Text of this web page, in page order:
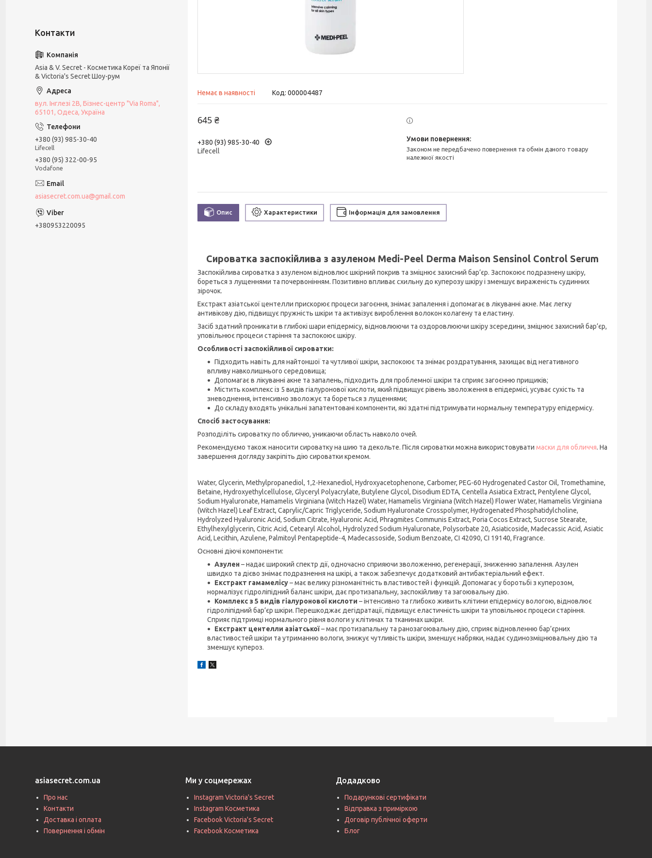
Немає в наявності Код: 000004487
645 ₴
+380 (93) 985-30-40
Lifecell
Законом не передбачено повернення та обмін даного товару
належної якості
Опис Характеристики Інформація для замовлення
Сироватка заспокійлива з азуленом Medi-Peel Derma Maison Sensinol Control Serum
Заспокійлива сироватка з азуленом відновлює шкірний покрив та зміцнює захисний бар’єр. Заспокоює подразнену шкіру,
бореться з лущеннями та почервонінням. Позитивно впливає схильну до куперозу шкіру і зменшує вираженість судинних
зірочок.
Екстракт азіатської центелли прискорює процеси загоєння, знімає запалення і допомагає в лікуванні акне. Має легку
антивікову дію, підвищує пружність шкіри та активізує вироблення волокон колагену та еластину.
Засіб здатний проникати в глибокі шари епідермісу, відновлюючи та оздоровлюючи шкіру зсередини, зміцнює захисний бар’єр,
уповільнює процеси старіння та заспокоює шкіру.
Особливості заспокійливої сироватки:
Підходить навіть для найтоншої та чутливої шкіри, заспокоює та знімає роздратування, захищає від негативного
впливу навколишнього середовища;
Допомагає в лікуванні акне та запалень, підходить для проблемної шкіри та сприяє загоєнню прищиків;
Містить комплекс із 5 видів гіалуронової кислоти, який підвищує рівень зволоження в епідермісі, усуває сухість та
зневоднення, інтенсивно зволожує та бореться з лущеннями;
До складу входять унікальні запатентовані компоненти, які здатні підтримувати нормальну температуру епідермісу.
Спосіб застосування:
Розподіліть сироватку по обличчю, уникаючи область навколо очей.
Рекомендуємо також наносити сироватку на шию та декольте. Після сироватки можна використовувати маски для обличчя. На
завершення догляду закріпіть дію сироватки кремом.
Water, Glycerin, Methylpropanediol, 1,2-Hexanediol, Hydroxyacetophenone, Carbomer, PEG-60 Hydrogenated Castor Oil, Tromethamine,
Betaine, Hydroxyethylcellulose, Glyceryl Polyacrylate, Butylene Glycol, Disodium EDTA, Centella Asiatica Extract, Pentylene Glycol,
Sodium Hyaluronate, Hamamelis Virginiana (Witch Hazel) Water, Hamamelis Virginiana (Witch Hazel) Flower Water, Hamamelis Virginiana
(Witch Hazel) Leaf Extract, Caprylic/Capric Triglyceride, Sodium Hyaluronate Crosspolymer, Hydrogenated Phosphatidylcholine,
Hydrolyzed Hyaluronic Acid, Sodium Citrate, Hyaluronic Acid, Phragmites Communis Extract, Poria Cocos Extract, Sucrose Stearate,
Ethylhexylglycerin, Citric Acid, Cetearyl Alcohol, Hydrolyzed Sodium Hyaluronate, Polysorbate 20, Asiaticoside, Madecassic Acid, Asiatic
Acid, Lecithin, Azulene, Palmitoyl Pentapeptide-4, Madecassoside, Sodium Benzoate, CI 42090, CI 19140, Fragrance.
Основні діючі компоненти:
Азулен – надає широкий спектр дії, одночасно сприяючи зволоженню, регенерації, зниженню запалення. Азулен
швидко та дієво знімає подразнення на шкірі, а також забезпечує додатковий антибактеріальний ефект.
Екстракт гамамелісу– має велику різноманітність властивостей і функцій. Допомагає у боротьбі з куперозом,
нормалізує гідроліпідний баланс шкіри, дає протизапальну, заспокійливу та загоювальну дію.
Комплекс з 5 видів гіалуронової кислоти – інтенсивно та глибоко живить клітини епідермісу вологою, відновлює
гідроліпідний бар’єр шкіри. Перешкоджає дегідратації, підвищує еластичність шкіри та уповільнює процеси старіння.
Сприяє підтримці нормального рівня вологи у клітинах та тканинах шкіри.
Екстракт центелли азіатської– має протизапальну та ранозагоювальну дію, сприяє відновленню бар’єрних
властивостей шкіри та утриманню вологи, знижує чутливість шкіри, зменшує набряки, надає судинозміцнювальну дію та
зменшує купероз.
Asia & V. Secret - Косметика Кореї та Японії
& Victoria's Secret Шоу-рум
вул. Інглезі 2В, Бізнес-центр "Via Roma",
65101, Одеса, Україна
+380 (93) 985-30-40
Lifecell
+380 (95) 322-00-95
Vodafone
asiasecret.com.ua@gmail.com
+380953220095
asiasecret.com.ua
Про нас
Контакти
Доставка і оплата
Повернення і обмін
Ми у соцмережах
Instagram Victoria's Secret
Instagram Косметика
Facebook Victoria's Secret
Facebook Косметика
Додадково
Подарункові сертифікати
Відправка з приміркою
Договір публічної оферти
Блог